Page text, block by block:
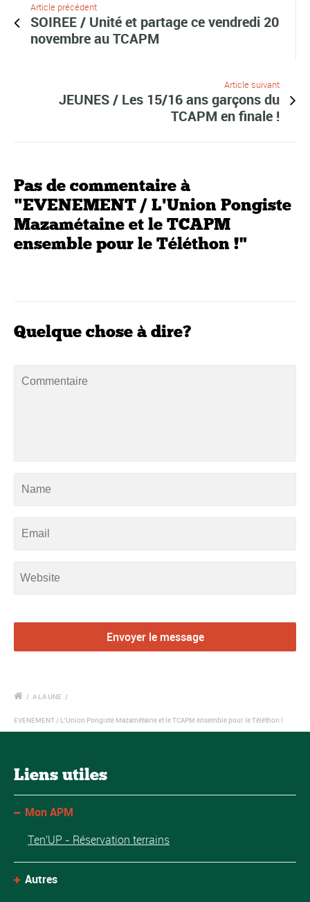
Article précédent
SOIREE / Unité et partage ce vendredi 20
novembre au TCAPM
Article suivant
JEUNES / Les 15/16 ans garçons du
TCAPM en finale !
Pas de commentaire à
"EVENEMENT / L'Union Pongiste
Mazamétaine et le TCAPM
ensemble pour le Téléthon !"
Quelque chose à dire?
/ A LA UNE /
EVENEMENT / L’Union Pongiste Mazamétaine et le TCAPM ensemble pour le Téléthon !
Liens utiles
Mon APM
Ten'UP - Réservation terrains
Autres